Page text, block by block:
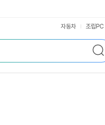
검
색
자동차 조립PC